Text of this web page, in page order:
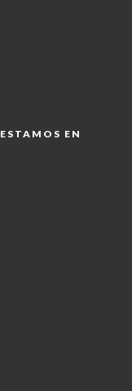
ESTAMOS EN